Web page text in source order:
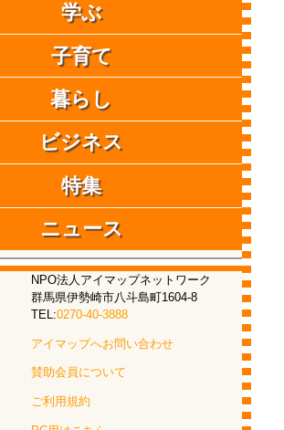
学ぶ
子育て
暮らし
ビジネス
特集
ニュース
NPO法人アイマップネットワーク
群馬県伊勢崎市八斗島町1604-8
TEL:0270-40-3888
アイマップへお問い合わせ
賛助会員について
ご利用規約